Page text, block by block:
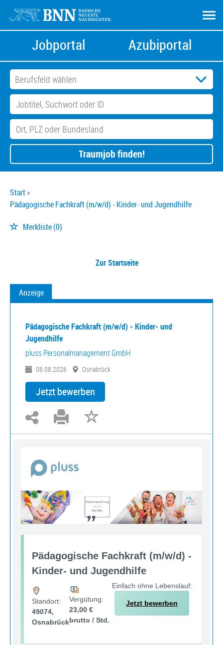
Jobportal Azubiportal
Traumjob finden!
Start
Pädagogische Fachkraft (m/w/d) - Kinder- und Jugendhilfe
Merkliste(0)
Zur Startseite
Anzeige
Pädagogische Fachkraft (m/w/d) - Kinder- und
Jugendhilfe
pluss Personalmanagement GmbH
08.08.2026 Osnabrück
Jetzt bewerben